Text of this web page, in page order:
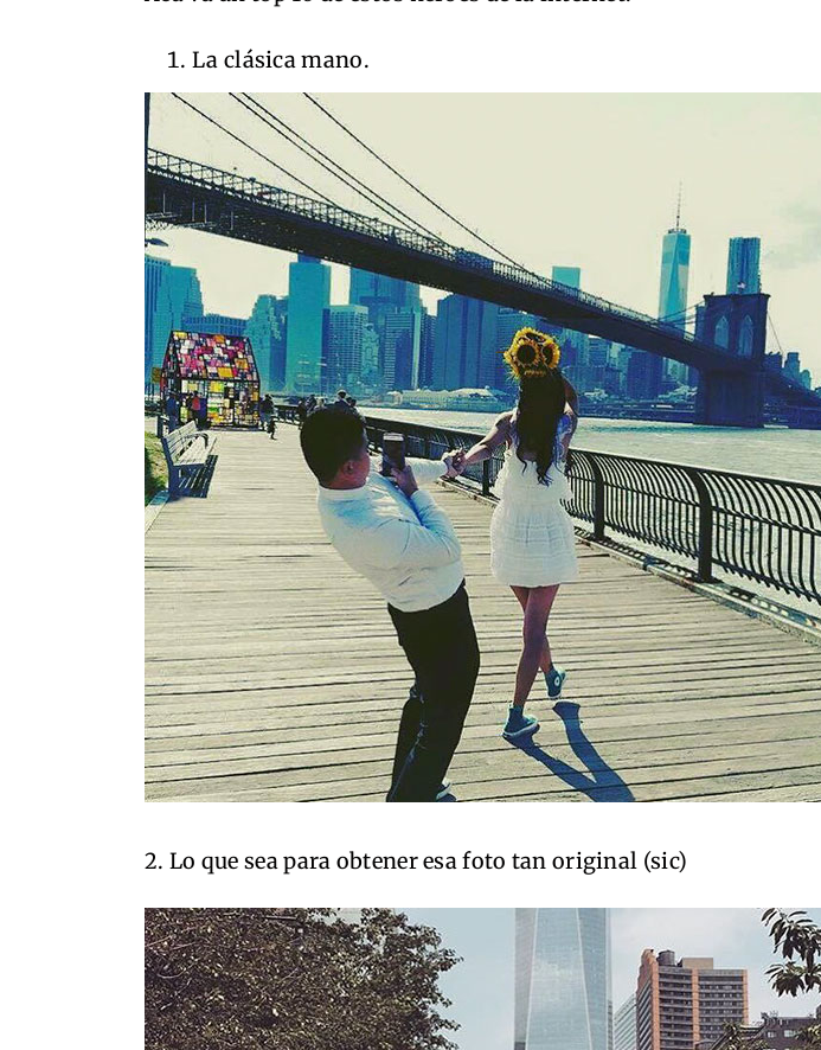
La clásica mano.
2. Lo que sea para obtener esa foto tan original (sic)